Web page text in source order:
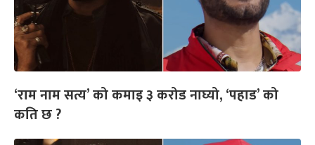
‘राम नाम सत्य’ को कमाइ ३ करोड नाघ्यो, ‘पहाड’ को
कति छ ?